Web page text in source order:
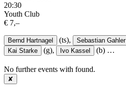
20:30
Youth Club
€ 7,–
Bernd Hartnagel (ts), Sebastian Gahler
Kai Starke (g), Ivo Kassel (b) …
No further events with found.
✘